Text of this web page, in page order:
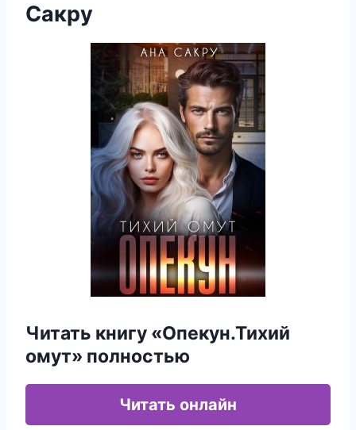
Сакру
Читать книгу «Опекун.Тихий
омут» полностью
Читать онлайн